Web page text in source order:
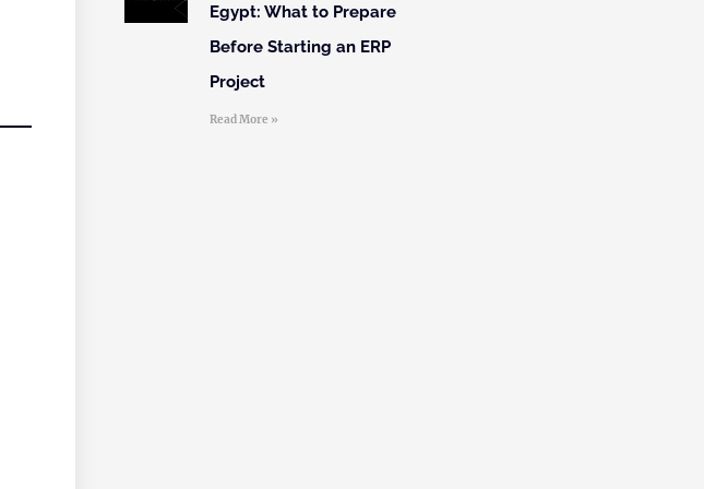
Egypt: What to Prepare
Before Starting an ERP
Project
Read More »